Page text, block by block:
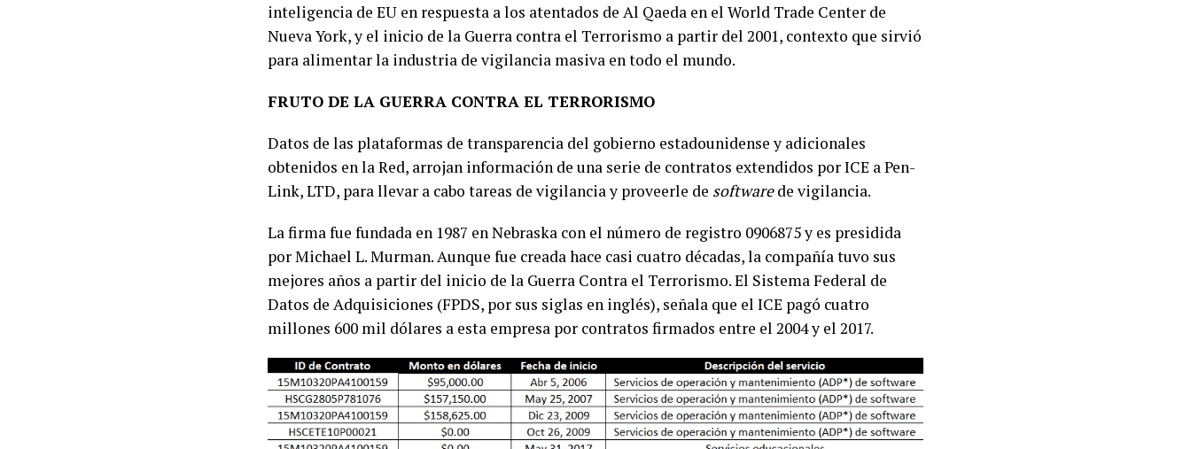
inteligencia de EU en respuesta a los atentados de Al Qaeda en el World Trade Center de
Nueva York, y el inicio de la Guerra contra el Terrorismo a partir del 2001, contexto que sirvió
para alimentar la industria de vigilancia masiva en todo el mundo.
FRUTO DE LA GUERRA CONTRA EL TERRORISMO
Datos de las plataformas de transparencia del gobierno estadounidense y adicionales
obtenidos en la Red, arrojan información de una serie de contratos extendidos por ICE a Pen-
Link, LTD, para llevar a cabo tareas de vigilancia y proveerle de softwarede vigilancia.
La firma fue fundada en 1987 en Nebraska con el número de registro 0906875 y es presidida
por Michael L. Murman. Aunque fue creada hace casi cuatro décadas, la compañía tuvo sus
mejores años a partir del inicio de la Guerra Contra el Terrorismo. El Sistema Federal de
Datos de Adquisiciones (FPDS, por sus siglas en inglés), señala que el ICE pagó cuatro
millones 600 mil dólares a esta empresa por contratos firmados entre el 2004 y el 2017.